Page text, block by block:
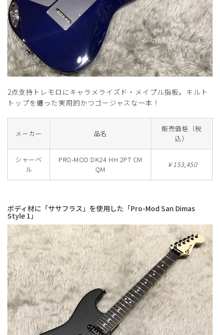
2点支持トレモロにキャラメライズド・メイプル指板。キルト
トップを纏った実用的かつゴージャスな一本！
メーカー 品名
販売価格（税
込）
シャーベ
ル
PRO-MOD DK24 HH 2PT CM
QM
￥153,450
ボディ材に「ササフラス」を使用した「Pro-Mod San Dimas
Style 1」